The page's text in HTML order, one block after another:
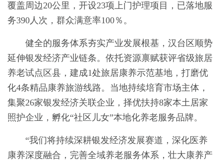
覆盖周边20公里，开设23项上门护理项目，已落地服
务390人次，群众满意率100％。
健全的服务体系夯实产业发展根基，汉台区顺势
延伸银发经济产业链条。依托资源禀赋获评省级旅居
养老试点区县，建成1处旅居康养示范基地，打磨优
化4条精品康养旅游线路。当地持续培育市场主体，
集聚26家银发经济关联企业，择优扶持8家本土居家
照护企业，孵化“社区儿女”本地化养老服务品牌。
“我们将持续深耕银发经济发展赛道，深化医养
康养深度融合，完善全域养老服务体系，壮大康养产